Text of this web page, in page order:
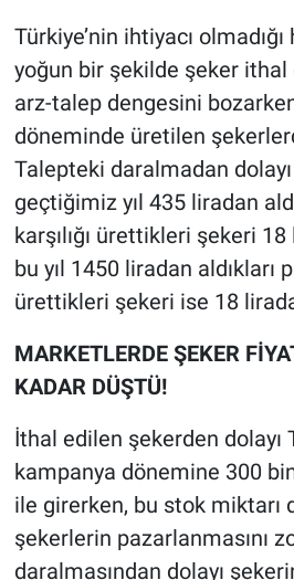
Türkiye’nin ihtiyacı olmadığı
yoğun bir şekilde şeker ithal
arz-talep dengesini
döneminde üretilen
Talepteki daralmadan
geçtiğimiz yıl 435 liradan
karşılığı ürettikleri şekeri
bu yıl 1450 liradan aldıkları
ürettikleri şekeri ise 18
MARKETLERDE ŞEKER
KADAR DÜŞTÜ!
İthal edilen şekerden dolayı
kampanya dönemine 300
ile girerken, bu stok miktarı
şekerlerin pazarlanmasını
daralmasından dolayı